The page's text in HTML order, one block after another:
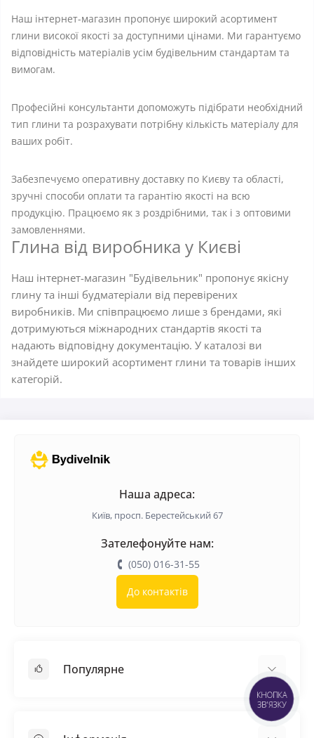
Наш інтернет-магазин пропонує широкий асортимент
глини високої якості за доступними цінами. Ми гарантуємо
відповідність матеріалів усім будівельним стандартам та
вимогам.
Професійні консультанти допоможуть підібрати необхідний
тип глини та розрахувати потрібну кількість матеріалу для
ваших робіт.
Забезпечуємо оперативну доставку по Києву та області,
зручні способи оплати та гарантію якості на всю
продукцію. Працюємо як з роздрібними, так і з оптовими
замовленнями.
Глина від виробника у Києві
Наш інтернет-магазин "Будівельник" пропонує якісну
глину та інші будматеріали від перевірених
виробників. Ми співпрацюємо лише з брендами, які
дотримуються міжнародних стандартів якості та
надають відповідну документацію. У каталозі ви
знайдете широкий асортимент глини та товарів інших
категорій.
Наша адреса:
Київ, просп. Берестейський 67
Зателефонуйте нам:
(050) 016-31-55
До контактів
Популярне
КНОПКА
ЗВ'ЯЗКУ